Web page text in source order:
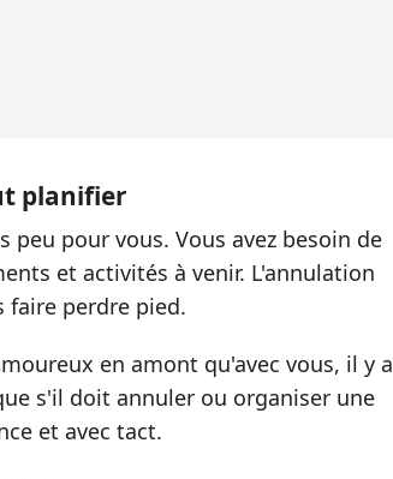
planifier
peu pour vous. Vous avez besoin de
et activités à venir. L'annulation
faire perdre pied.
en amont qu'avec vous, il y a
s'il doit annuler ou organiser une
et avec tact.